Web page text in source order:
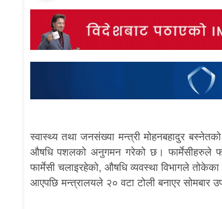
स्वास्थ्य तथा जनसंख्या मन्त्री मोहनबहादुर
औषधि पशलको अनुगमन गरेको छ। फार्मेसीहरुले
फार्मेसी चलाइरहेको, औषधि व्यवस्था विभागले
आएपछि मन्त्रालयले २० वटा टोली बनाएर सोमबार